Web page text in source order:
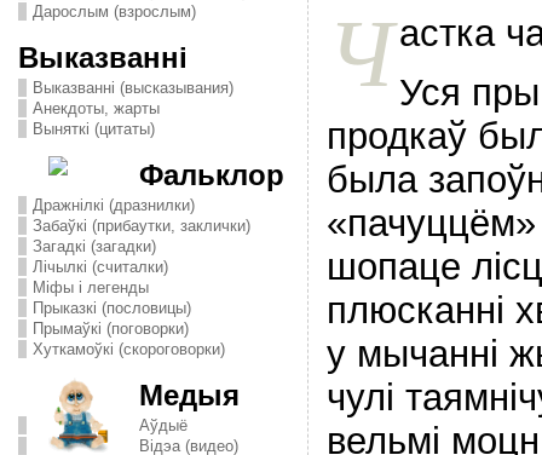
Дарослым (взрослым)
Выказванні
Выказванні (высказывания)
Анекдоты, жарты
Выняткі (цитаты)
Фальклор
Дражнілкі (дразнилки)
Забаўкі (прибаутки, заклички)
Загадкі (загадки)
Лічылкі (считалки)
Міфы і легенды
Прыказкі (пословицы)
Прымаўкі (поговорки)
Хуткамоўкі (скороговорки)
Медыя
Аўдыё
Відэа (видео)
Частка
Уся
продкаў
была
шопаце
плюсканні
у мычаннi
чулi
вельмi